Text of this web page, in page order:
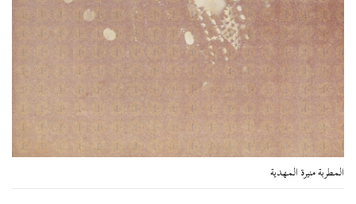
المطربة منيرة المهدية